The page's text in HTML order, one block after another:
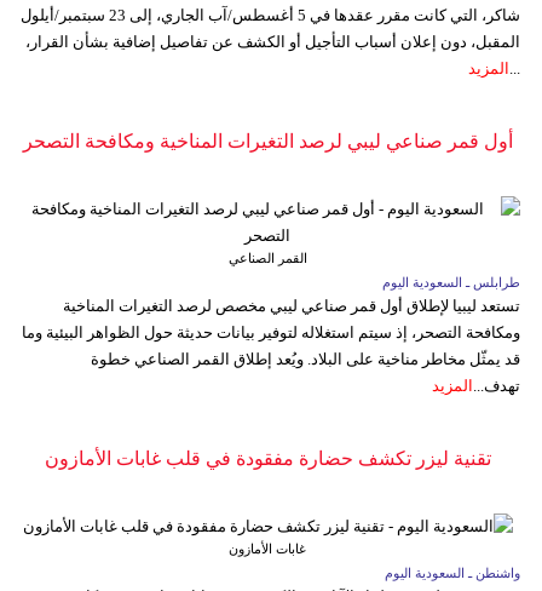
شاكر، التي كانت مقرر عقدها في 5 أغسطس/آب الجاري، إلى 23 سبتمبر/أيلول
المقبل، دون إعلان أسباب التأجيل أو الكشف عن تفاصيل إضافية بشأن القرار،
... المزيد
أول قمر صناعي ليبي لرصد التغيرات المناخية ومكافحة التصحر
القمر الصناعي
طرابلس ـ السعودية اليوم
تستعد ليبيا لإطلاق أول قمر صناعي ليبي مخصص لرصد التغيرات المناخية
ومكافحة التصحر، إذ سيتم استغلاله لتوفير بيانات حديثة حول الظواهر البيئية وما
قد يمثّل مخاطر مناخية على البلاد. ويُعد إطلاق القمر الصناعي خطوة
تهدف... المزيد
تقنية ليزر تكشف حضارة مفقودة في قلب غابات الأمازون
غابات الأمازون
واشنطن ـ السعودية اليوم